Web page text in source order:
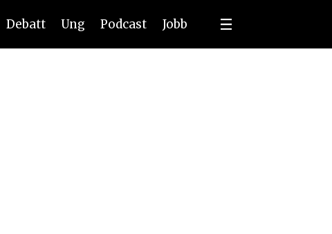
Debatt Ung Podcast Jobb